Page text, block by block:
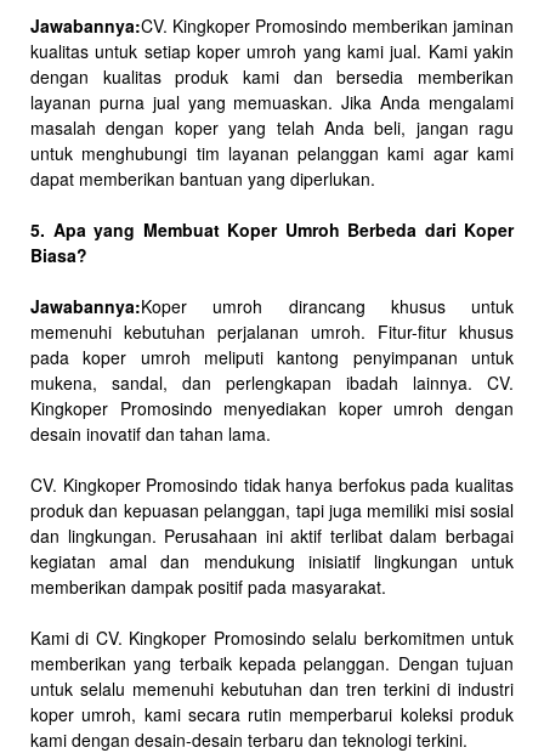
Jawabannya:CV. Kingkoper Promosindo memberikan jaminan
kualitas untuk setiap koper umroh yang kami jual. Kami yakin
dengan kualitas produk kami dan bersedia memberikan
layanan purna jual yang memuaskan. Jika Anda mengalami
masalah dengan koper yang telah Anda beli, jangan ragu
untuk menghubungi tim layanan pelanggan kami agar kami
dapat memberikan bantuan yang diperlukan.
5. Apa yang Membuat Koper Umroh Berbeda dari Koper
Biasa?
Jawabannya:Koper umroh dirancang khusus untuk
memenuhi kebutuhan perjalanan umroh. Fitur-fitur khusus
pada koper umroh meliputi kantong penyimpanan untuk
mukena, sandal, dan perlengkapan ibadah lainnya. CV.
Kingkoper Promosindo menyediakan koper umroh dengan
desain inovatif dan tahan lama.
CV. Kingkoper Promosindo tidak hanya berfokus pada kualitas
produk dan kepuasan pelanggan, tapi juga memiliki misi sosial
dan lingkungan. Perusahaan ini aktif terlibat dalam berbagai
kegiatan amal dan mendukung inisiatif lingkungan untuk
memberikan dampak positif pada masyarakat.
Kami di CV. Kingkoper Promosindo selalu berkomitmen untuk
memberikan yang terbaik kepada pelanggan. Dengan tujuan
untuk selalu memenuhi kebutuhan dan tren terkini di industri
koper umroh, kami secara rutin memperbarui koleksi produk
kami dengan desain-desain terbaru dan teknologi terkini.